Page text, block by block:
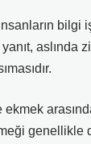
bilgi
aslında
genellikle